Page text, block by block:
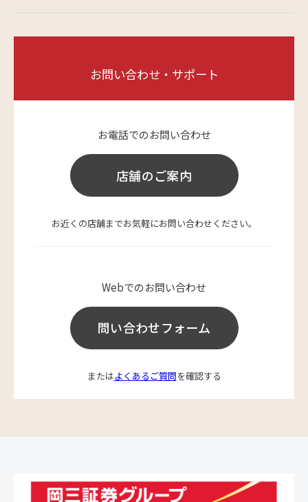
お問い合わせ・サポート
お電話でのお問い合わせ
店舗のご案内
お近くの店舗までお気軽にお問い合わせください。
Webでのお問い合わせ
問い合わせフォーム
またはよくあるご質問を確認する